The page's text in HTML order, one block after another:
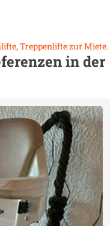
Treppenlifte zur Miete.
in der